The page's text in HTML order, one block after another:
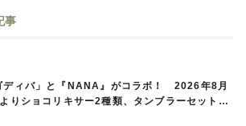
事
ディバ」と『NANA』がコラボ！ 2026年8月
りショコリキサー2種類、タンブラーセットな